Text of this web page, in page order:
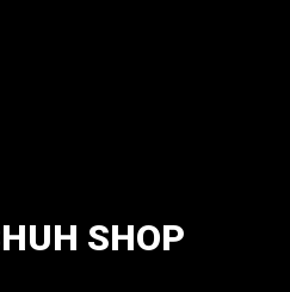
SHOP